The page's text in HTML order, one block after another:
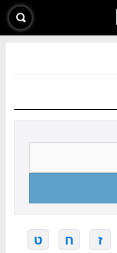
ז ח ט